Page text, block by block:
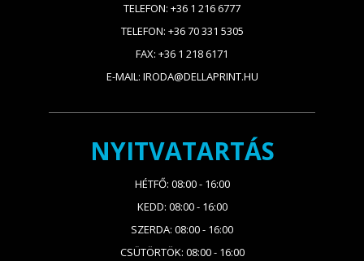
TELEFON: +36 1 216 6777
TELEFON: +36 70 331 5305
FAX: +36 1 218 6171
E-MAIL: IRODA@DELLAPRINT.HU
NYITVATARTÁS
HÉTFŐ: 08:00 - 16:00
KEDD: 08:00 - 16:00
SZERDA: 08:00 - 16:00
CSÜTÖRTÖK: 08:00 - 16:00